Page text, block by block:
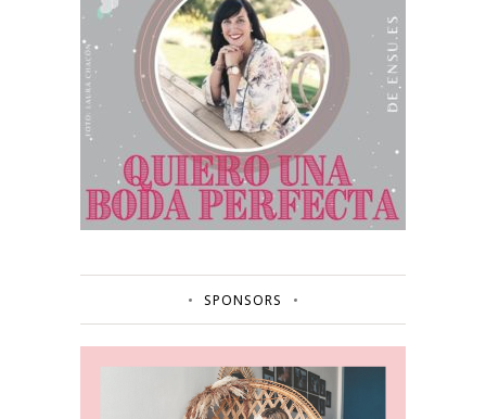
SPONSORS